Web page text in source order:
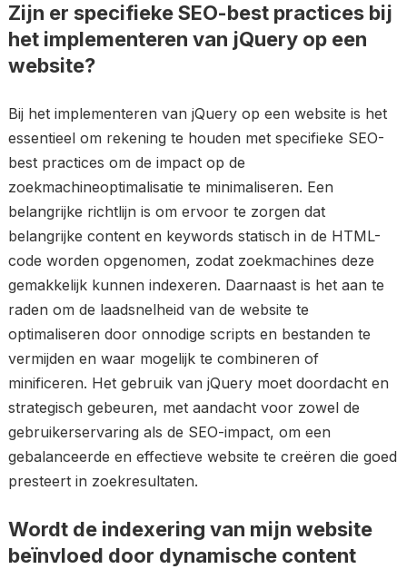
Zijn er specifieke SEO-best practices bij
het implementeren van jQuery op een
website?
Bij het implementeren van jQuery op een website is het
essentieel om rekening te houden met specifieke SEO-
best practices om de impact op de
zoekmachineoptimalisatie te minimaliseren. Een
belangrijke richtlijn is om ervoor te zorgen dat
belangrijke content en keywords statisch in de HTML-
code worden opgenomen, zodat zoekmachines deze
gemakkelijk kunnen indexeren. Daarnaast is het aan te
raden om de laadsnelheid van de website te
optimaliseren door onnodige scripts en bestanden te
vermijden en waar mogelijk te combineren of
minificeren. Het gebruik van jQuery moet doordacht en
strategisch gebeuren, met aandacht voor zowel de
gebruikerservaring als de SEO-impact, om een
gebalanceerde en effectieve website te creëren die goed
presteert in zoekresultaten.
Wordt de indexering van mijn website
beïnvloed door dynamische content